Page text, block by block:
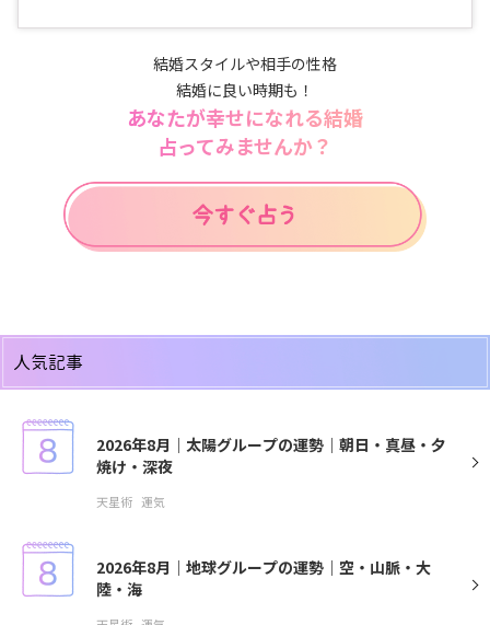
結婚スタイルや相手の性格
結婚に良い時期も！
あなたが幸せになれる結婚
占ってみませんか？
人気記事
2026年8月｜太陽グループの運勢｜朝日・真昼・夕
焼け・深夜
天星術 運気
2026年8月｜地球グループの運勢｜空・山脈・大
陸・海